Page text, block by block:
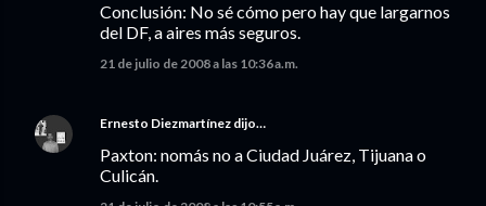
Conclusión: No sé cómo pero hay que largarnos
del DF, a aires más seguros.
21 de julio de 2008 a las 10:36 a.m.
Ernesto Diezmartínez dijo…
Paxton: nomás no a Ciudad Juárez, Tijuana o
Culicán.